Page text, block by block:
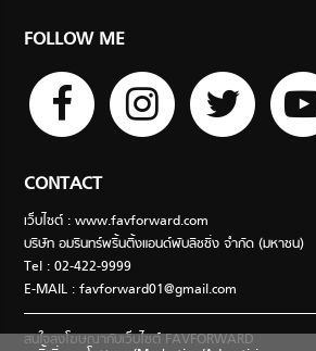
FOLLOW ME
CONTACT
เว็บไซต์ : www.favforward.com
บริษัท อมรินทร์พริ้นติ้งแอนด์พับลิชชิ่ง จำกัด (มหาชน)
Tel : 02-422-9999
E-MAIL :favforward01@gmail.com
สนใจลงโฆษณากับเว็บไซต์ FAVFORWARD